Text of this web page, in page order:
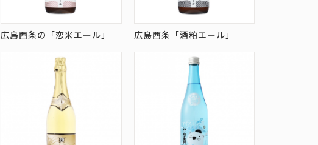
広島西条の「恋米エール」 広島西条「酒粕エール」